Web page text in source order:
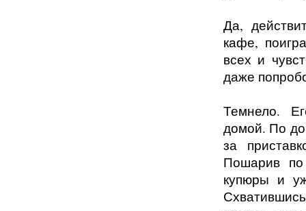
Да,
кафе,
всех и
даже
Темнело.
домой. По
за
Пошарив
купюры и